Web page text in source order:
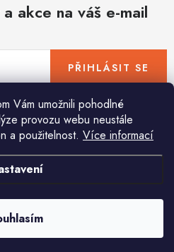
Vám umožnili pohodlné
provozu webu neustále
a použitelnost. Více informací
podmínky
ochrany osobních údajů
Způsob doručení a platby
akce na váš e-mail
ochrany osobních údajů
PŘIHLÁSIT SE
s výběrem
poradit? Jsme tu pro vás!
@huka.cz